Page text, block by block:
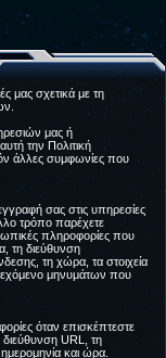
μας σχετικά με τη
μας ή
την Πολιτική
άλλες συμφωνίες που
σας στις υπηρεσίες
τρόπο παρέχετε
πληροφορίες που
τη διεύθυνση
τη χώρα, τα στοιχεία
μηνυμάτων που
όταν επισκέπτεστε
διεύθυνση URL, τη
και ώρα.